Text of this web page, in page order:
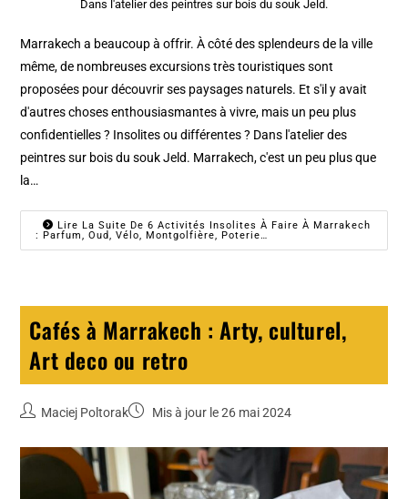
Dans l'atelier des peintres sur bois du souk Jeld.
Marrakech a beaucoup à offrir. À côté des splendeurs de la ville
même, de nombreuses excursions très touristiques sont
proposées pour découvrir ses paysages naturels. Et s'il y avait
d'autres choses enthousiasmantes à vivre, mais un peu plus
confidentielles ? Insolites ou différentes ? Dans l'atelier des
peintres sur bois du souk Jeld. Marrakech, c'est un peu plus que
la…
Lire La Suite De 6 Activités Insolites À Faire À Marrakech
: Parfum, Oud, Vélo, Montgolfière, Poterie…
Cafés à Marrakech : Arty, culturel,
Art deco ou retro
Maciej Poltorak Mis à jour le 26 mai 2024